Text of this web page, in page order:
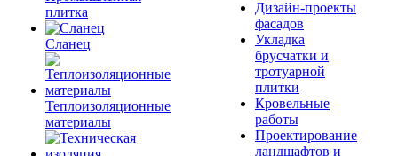
плитка
Сланец
Теплоизоляционные
материалы
Дизайн-проекты
фасадов
Укладка
брусчатки и
тротуарной
плитки
Кровельные
работы
Проектирование
ландшафтов и